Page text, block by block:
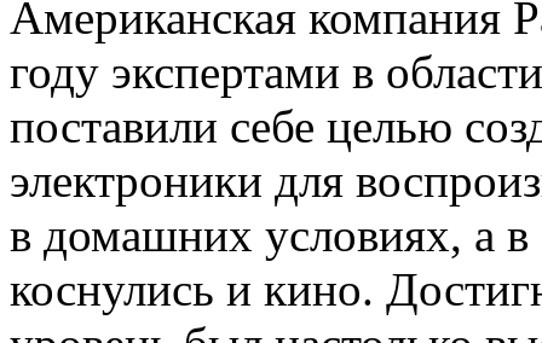
Американская компания
году экспертами в
поставили себе целью
электроники для
в домашних условиях, а в
коснулись и кино.